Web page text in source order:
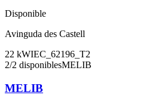
Disponible
Avinguda des Castell
22 kWIEC_62196_T2
2/2 disponiblesMELIB
MELIB